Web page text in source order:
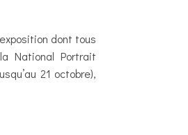
dont tous
National Portrait
21 octobre),